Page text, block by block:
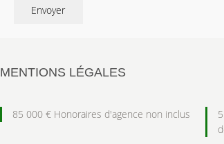
Envoyer
MENTIONS LÉGALES
85 000 € Honoraires d'agence non inclus